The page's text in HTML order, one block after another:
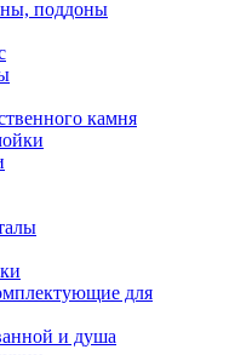
поддоны
камня
для
и душа